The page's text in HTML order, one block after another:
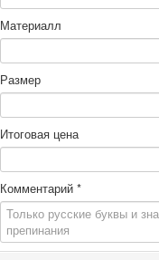
Материалл
Размер
Итоговая цена
Комментарий *